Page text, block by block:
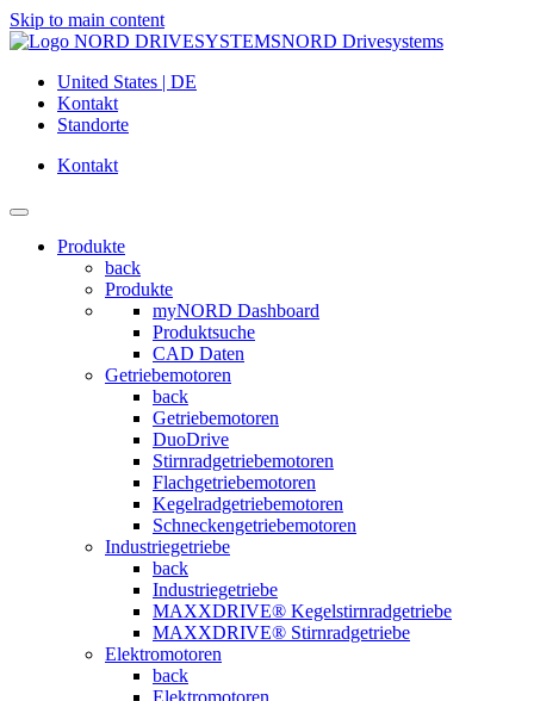
Skip to main content
NORD Drivesystems
United States | DE
Kontakt
Standorte
Kontakt
Produkte
back
Produkte
myNORD Dashboard
Produktsuche
CAD Daten
Getriebemotoren
back
Getriebemotoren
DuoDrive
Stirnradgetriebemotoren
Flachgetriebemotoren
Kegelradgetriebemotoren
Schneckengetriebemotoren
Industriegetriebe
back
Industriegetriebe
MAXXDRIVE® Kegelstirnradgetriebe
MAXXDRIVE® Stirnradgetriebe
Elektromotoren
back
Elektromotoren